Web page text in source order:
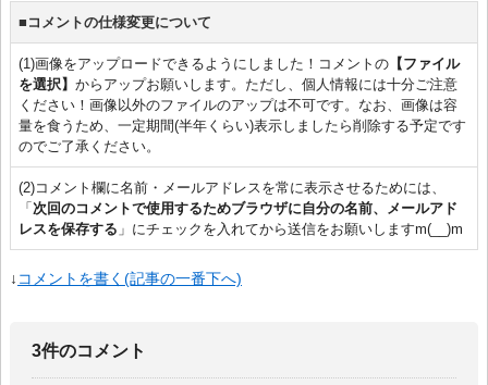
■コメントの仕様変更について
(1)画像をアップロードできるようにしました！コメントの【ファイル
を選択】 からアップお願いします。ただし、個人情報には十分ご注意
ください！画像以外のファイルのアップは不可です。なお、画像は容
量を食うため、一定期間(半年くらい)表示しましたら削除する予定です
のでご了承ください。
(2)コメント欄に名前・メールアドレスを常に表示させるためには、
「 次回のコメントで使用するためブラウザに自分の名前、メールアド
レスを保存する 」にチェックを入れてから送信をお願いしますm(__)m
↓ コメントを書く(記事の一番下へ)
3件のコメント